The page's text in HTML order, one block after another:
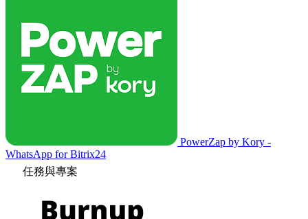
PowerZap by Kory -
WhatsApp for Bitrix24
任務與專案